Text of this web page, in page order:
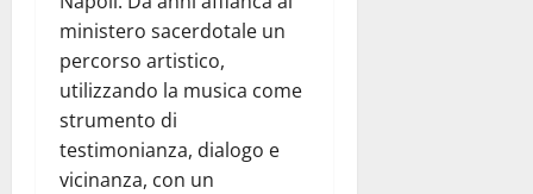
ministero sacerdotale un
percorso artistico,
utilizzando la musica come
strumento di
testimonianza, dialogo e
vicinanza, con un